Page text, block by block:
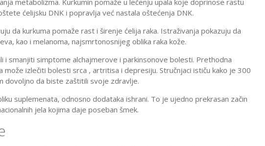
ćelijsku DNK i popravlja već nastala oštećenja DNK.
da kurkuma pomaže rast i širenje ćelija raka. Istraživanja pokazuju da
kao i melanoma, najsmrtonosnijeg oblika raka kože.
i smanjiti simptome alchajmerove i parkinsonove bolesti. Prethodna
može izlečiti bolesti srca , artritisa i depresiju. Stručnjaci ističu kako je 300
dovoljno da biste zaštitili svoje zdravlje.
suplemenata, odnosno dodataka ishrani. To je ujedno prekrasan začin
jela kojima daje poseban šmek.